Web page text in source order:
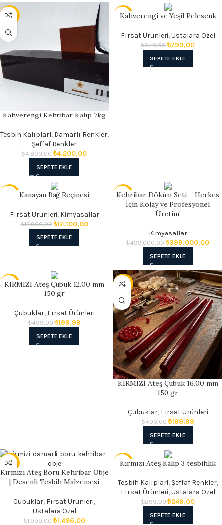
- 13%
Kahverengi Kehribar Kalıp 7kg
Tesbih KalıplarI, Damarlı Renkler,
Şeffaf Renkler
₺4.800,00 ₺4.200,00
SEPETE EKLE
- 16%
Kahverengi ve Yeşil Pelesenk
Fırsat Ürünleri,Ustalara Özel
₺949,00 ₺799,00
SEPETE EKLE
Kanayan Bağ Reçinesi
Fırsat Ürünleri, Kimyasallar
₺13.900,00 ₺12.100,00
SEPETE EKLE
- 20%
Kehribar Döküm Seti – Herkes
İçin Kolay ve Profesyonel
Üretim!
Kimyasallar
₺499.000,00 ₺399.000,00
SEPETE EKLE
- 60%
KIRMIZI Ateş Çubuk 12.00 mm
150 gr
Çubuklar, Fırsat Ürünleri
₺499,00 ₺199,99
SEPETE EKLE
- 60%
KIRMIZI Ateş Çubuk 16.00 mm
150 gr
Çubuklar, Fırsat Ürünleri
₺499,00 ₺199,99
SEPETE EKLE
- 26%
Kırmızı Ateş Boru Kehribar Obje
| Desenli Tesbih Malzemesi
Çubuklar, Fırsat Ürünleri,
Ustalara Özel
₺1.999,00 ₺1.486,00
- 17%
Kırmızı Ateş Kalıp 3 tesbihlik
Tesbih KalıplarI, Şeffaf Renkler,
Fırsat Ürünleri,Ustalara Özel
₺299,00 ₺249,00
SEPETE EKLE